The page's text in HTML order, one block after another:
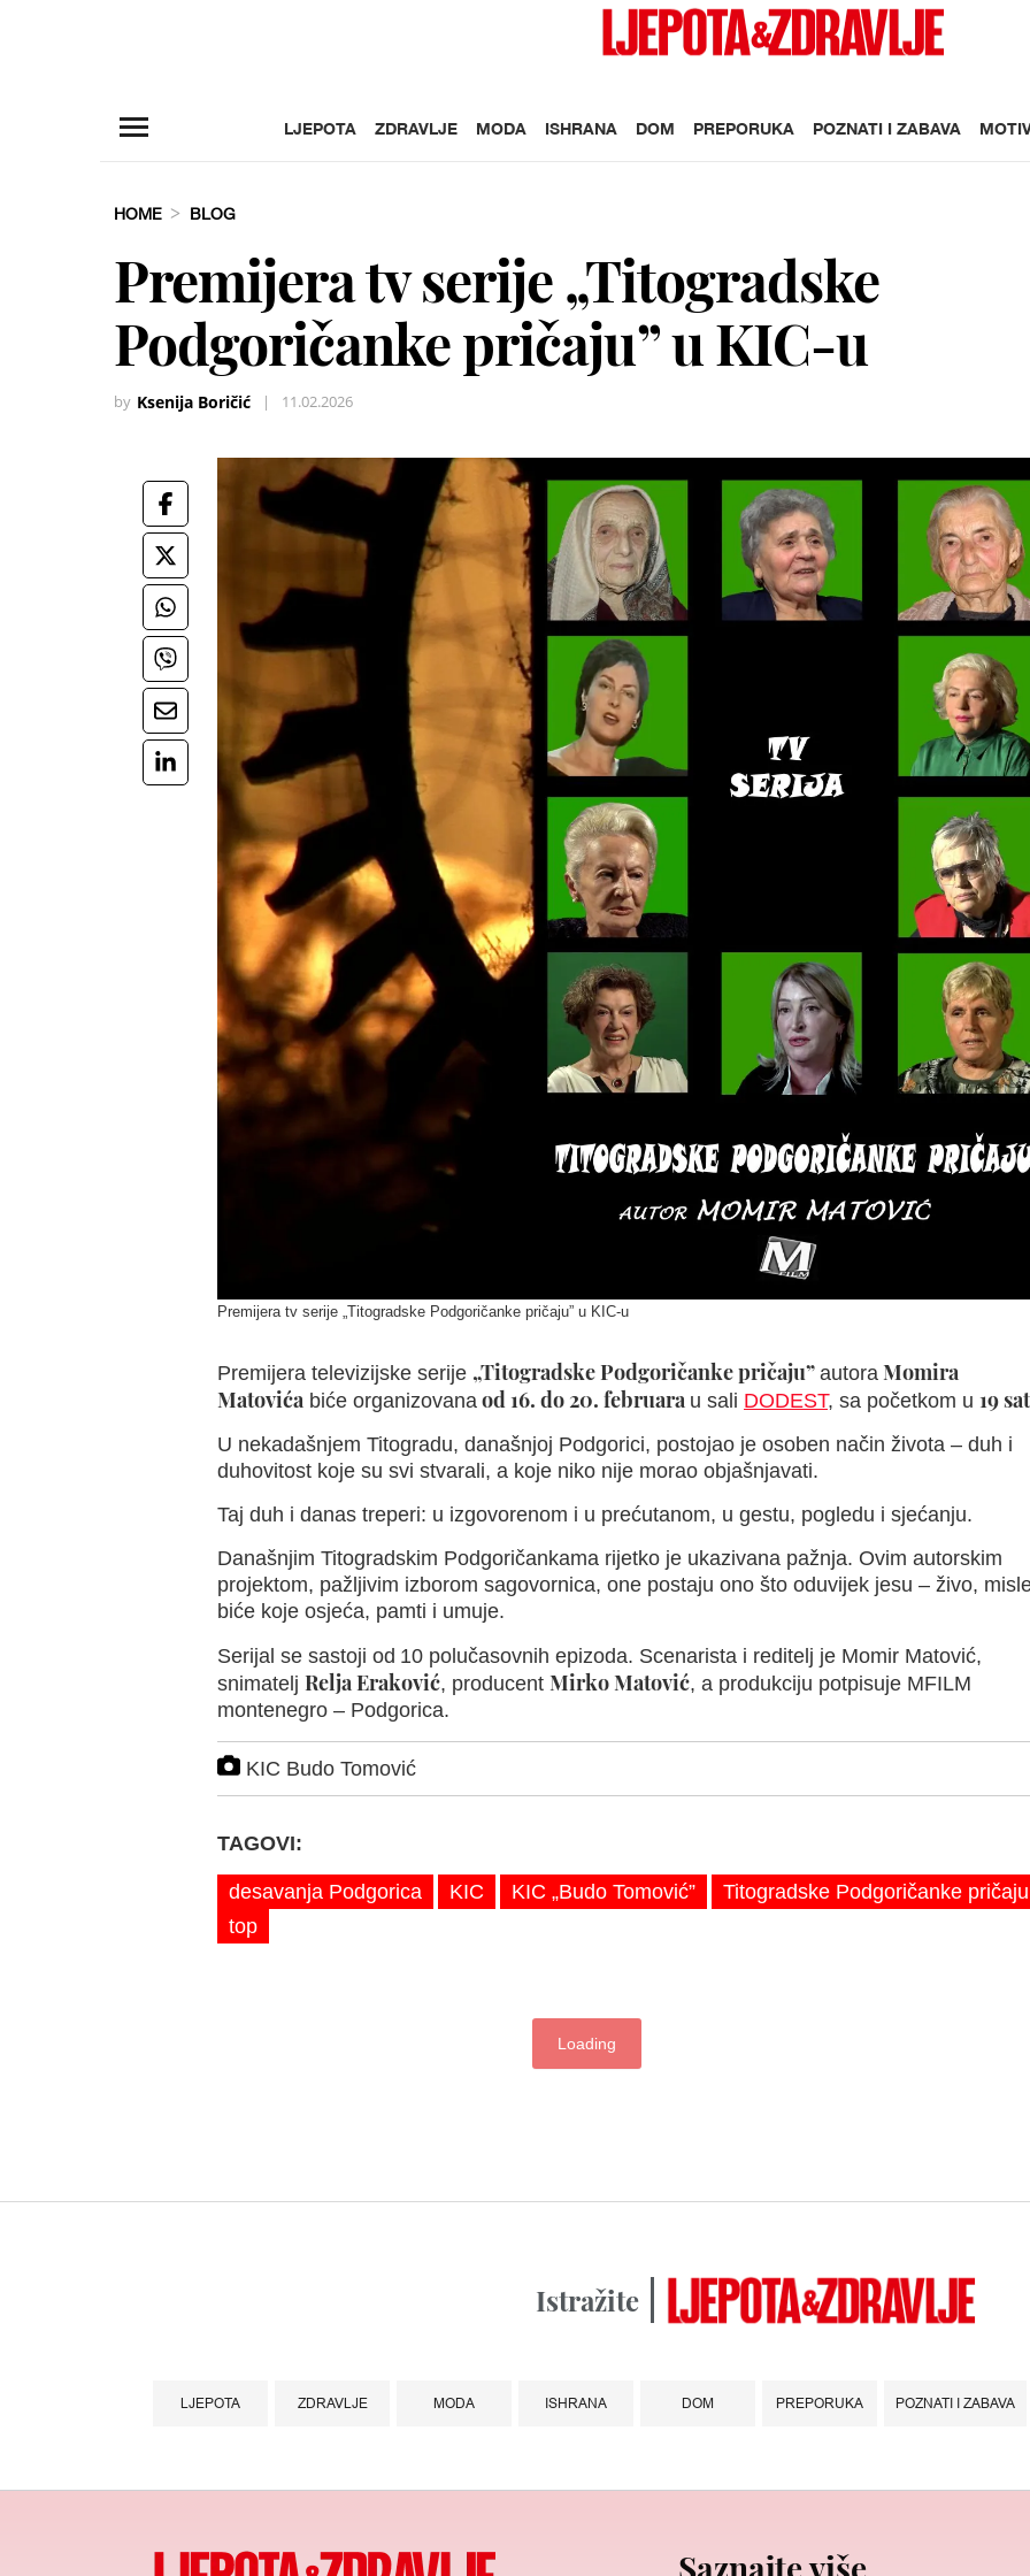
LJEPOTA ZDRAVLJE MODA ISHRANA DOM PREPORUKA POZNATI I ZABAVA
HOME BLOG
Premijera tv serije „Titogradske
Podgoričanke pričaju” u KIC-u
by Ksenija Boričić | 11.02.2026
Premijera tv serije „Titogradske Podgoričanke pričaju” u KIC-u
Premijera televizijske serije „Titogradske Podgoričanke pričaju” autora Momira
Matovića biće organizovana od 16. do 20. februara u sali DODEST, sa početkom u 19
U nekadašnjem Titogradu, današnjoj Podgorici, postojao je osoben način života – duh i
duhovitost koje su svi stvarali, a koje niko nije morao objašnjavati.
Taj duh i danas treperi: u izgovorenom i u prećutanom, u gestu, pogledu i sjećanju.
Današnjim Titogradskim Podgoričankama rijetko je ukazivana pažnja. Ovim autorskim
projektom, pažljivim izborom sagovornica, one postaju ono što oduvijek jesu – živo,
biće koje osjeća, pamti i umuje.
Serijal se sastoji od 10 polučasovnih epizoda. Scenarista i reditelj je Momir Matović,
snimatelj Relja Eraković, producent Mirko Matović, a produkciju potpisuje MFILM
montenegro – Podgorica.
KIC Budo Tomović
TAGOVI:
desavanja Podgorica KIC KIC „Budo Tomović”
Titogradske Podgoričanke pričaju
top
Loading
Istražite
LJEPOTA ZDRAVLJE MODA ISHRANA DOM PREPORUKA POZNATI I ZABAVA
Saznajte više